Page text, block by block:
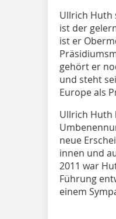
Ullrich Huth
ist der
ist er
gehört er
und steht
Europe als
Ullrich Huth
neue
innen und
2011 war
Führung
einem